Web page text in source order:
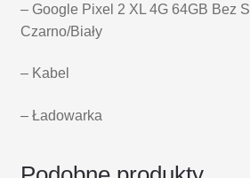
– Google Pixel 2 XL 4G 64GB Bez
Czarno/Biały
– Kabel
– Ładowarka